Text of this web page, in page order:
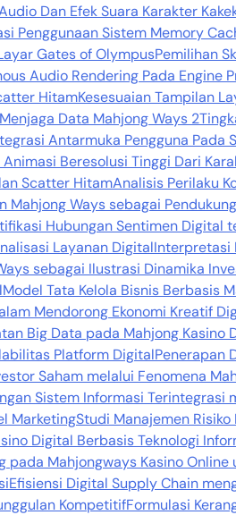
Dan Efek Suara Karakter
Penggunaan Sistem Memory
Gates of OlympusPemilihan
Audio Rendering Pada Engine
HitamKesesuaian Tampilan
Data Mahjong Ways 2
Antarmuka Pengguna Pada
Beresolusi Tinggi Dari
Scatter HitamAnalisis Perilaku
Ways sebagai
Hubungan Sentimen Digital
Layanan DigitalInterpretasi
sebagai Ilustrasi Dinamika
Model Tata Kelola Bisnis Berbasis
Mendorong Ekonomi Kreatif
Big Data pada Mahjong
Platform DigitalPenerapan
Saham melalui Fenomena
Sistem Informasi
MarketingStudi Manajemen
Digital Berbasis Teknologi
pada Mahjongways Kasino
Efisiensi Digital Supply Chain
KompetitifFormulasi